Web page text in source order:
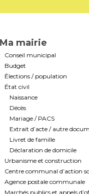
Ma mairie
Conseil municipal
Budget
Élections / population
État civil
Naissance
Décès
Mariage / PACS
Extrait d’acte / autre
Livret de famille
Déclaration de domicile
Urbanisme et construction
Centre communal d’action
Agence postale communale
Marchés publics et appels